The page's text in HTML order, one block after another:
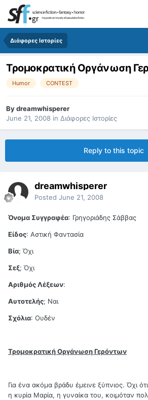
Διάφορες Ιστορίες
Τρομοκρατική Οργάνωση
Humor CONTEST
Bydreamwhisperer
June 21, 2008 in Διάφορες Ιστορίες
Reply to this topic
dreamwhisperer
Posted June 21, 2008
Όνομα Συγγραφέα: Γρηγοριάδης Σάββας
Είδος: Αστική Φαντασία
Βία; Όχι
Σεξ; Όχι
Αριθμός Λέξεων:
Αυτοτελής; Ναι
Σχόλια: Ουδέν
Τρομοκρατική Οργάνωση Γερόντων
Για ένα ακόμα βράδυ έμεινε ξύπνιος. Όχι
η κυρία Μαρία, η γυναίκα του, κοιμόταν